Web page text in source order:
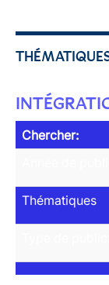
Chercher:
Thématiques